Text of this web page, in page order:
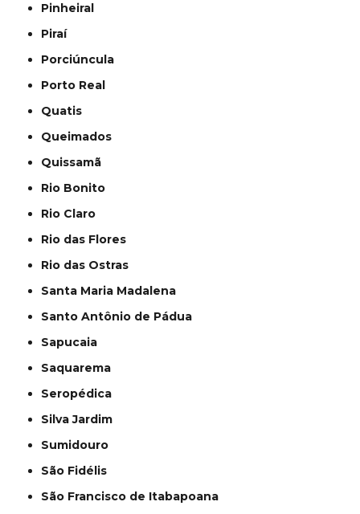
Pinheiral
Piraí
Porciúncula
Porto Real
Quatis
Queimados
Quissamã
Rio Bonito
Rio Claro
Rio das Flores
Rio das Ostras
Santa Maria Madalena
Santo Antônio de Pádua
Sapucaia
Saquarema
Seropédica
Silva Jardim
Sumidouro
São Fidélis
São Francisco de Itabapoana